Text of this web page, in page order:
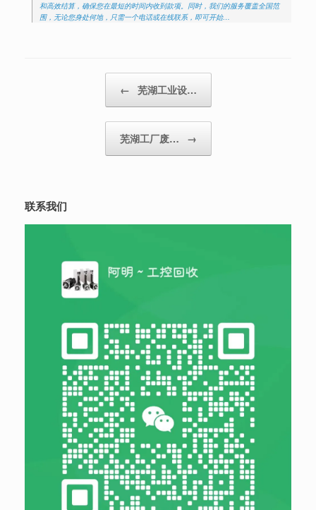
和高效结算，确保您在最短的时间内收到款项。同时，我们的服务覆盖全国范
围，无论您身处何地，只需一个电话或在线联系，即可开始…
← 芜湖工业设…
芜湖工厂废… →
联系我们